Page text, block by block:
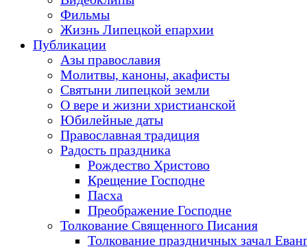
Фильмы
Жизнь Липецкой епархии
Публикации
Азы православия
Молитвы, каноны, акафисты
Святыни липецкой земли
О вере и жизни христианской
Юбилейные даты
Православная традиция
Радость праздника
Рождество Христово
Крещение Господне
Пасха
Преображение Господне
Толкование Священного Писания
Толкование праздничных зачал